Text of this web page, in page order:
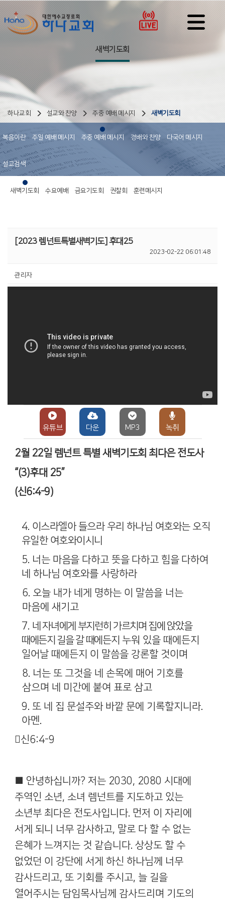
새벽기도회
하나교회 설교와 찬양 주중 예배 메시지 새벽기도회
복음이란 주일 예배 메시지 주중 예배 메시지 경배와 찬양 다국어 메시지
설교검색
새벽기도회 수요예배 금요기도회 권찰회 훈련메시지
[2023 렘넌트특별새벽기도] 후대25
2023-02-22 06:01:48
관리자
유튜브 다운 MP3 녹취
2월 22일 렘넌트 특별 새벽기도회 최다은 전도사
“(3)후대 25”
(신6:4-9)
4. 이스라엘아 들으라 우리 하나님 여호와는 오직
유일한 여호와이시니
5. 너는 마음을 다하고 뜻을 다하고 힘을 다하여
네 하나님 여호와를 사랑하라
6. 오늘 내가 네게 명하는 이 말씀을 너는
마음에 새기고
7. 네 자녀에게 부지런히 가르치며 집에 앉았을
때에든지 길을 갈 때에든지 누워 있을 때에든지
일어날 때에든지 이 말씀을 강론할 것이며
8. 너는 또 그것을 네 손목에 매어 기호를
삼으며 네 미간에 붙여 표로 삼고
9. 또 네 집 문설주와 바깥 문에 기록할지니라.
아멘.
신6:4-9
■ 안녕하십니까? 저는 2030, 2080 시대에
주역인 소년, 소녀 렘넌트를 지도하고 있는
소년부 최다은 전도사입니다. 먼저 이 자리에
서게 되니 너무 감사하고, 말로 다 할 수 없는
은혜가 느껴지는 것 같습니다. 상상도 할 수
없었던 이 강단에 서게 하신 하나님께 너무
감사드리고, 또 기회를 주시고, 늘 길을
열어주시는 담임목사님께 감사드리며 기도의